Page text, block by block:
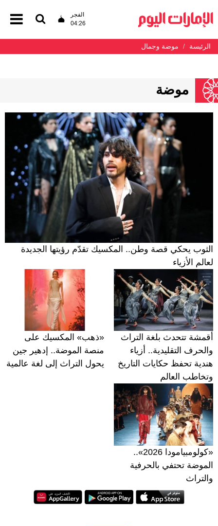
الفجر
04:26
الرئيسة موضة وجمال
موضة
الثوب يحكي قصة وطن.. المكسيك تقدّم رؤيتها الجديدة
لعالم الأزياء
أقمشة تتحدث بلغة التراث
والحرف التقليدية.. أزياء
هندية تحفظ حكايات التاريخ
وتخاطب العالم
«ذهب» المكسيك على
منصة الموضة.. إدهير جين
يحول التراث إلى لغة عالمية
«كولومبيامودا 2026»..
الموضة تحتفي بالحرفية
والتراث